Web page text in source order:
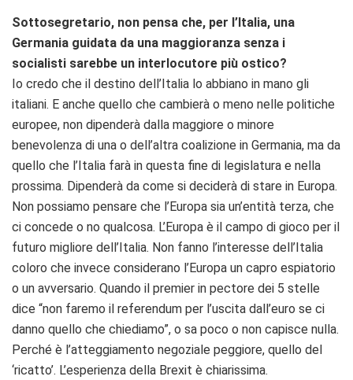
Sottosegretario, non pensa che, per l’Italia, una
Germania guidata da una maggioranza senza i
socialisti sarebbe un interlocutore più ostico?
Io credo che il destino dell’Italia lo abbiano in mano gli
italiani. E anche quello che cambierà o meno nelle politiche
europee, non dipenderà dalla maggiore o minore
benevolenza di una o dell’altra coalizione in Germania, ma da
quello che l’Italia farà in questa fine di legislatura e nella
prossima. Dipenderà da come si deciderà di stare in Europa.
Non possiamo pensare che l’Europa sia un’entità terza, che
ci concede o no qualcosa. L’Europa è il campo di gioco per il
futuro migliore dell’Italia. Non fanno l’interesse dell’Italia
coloro che invece considerano l’Europa un capro espiatorio
o un avversario. Quando il premier in pectore dei 5 stelle
dice “non faremo il referendum per l’uscita dall’euro se ci
danno quello che chiediamo”, o sa poco o non capisce nulla.
Perché è l’atteggiamento negoziale peggiore, quello del
‘ricatto’. L’esperienza della Brexit è chiarissima.